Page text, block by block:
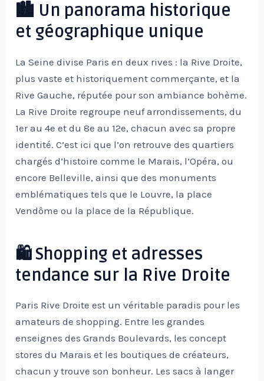
🏙️ Un panorama historique
et géographique unique
La Seine divise Paris en deux rives : la Rive Droite,
plus vaste et historiquement commerçante, et la
Rive Gauche, réputée pour son ambiance bohème.
La Rive Droite regroupe neuf arrondissements, du
1er au 4e et du 8e au 12e, chacun avec sa propre
identité. C’est ici que l’on retrouve des quartiers
chargés d’histoire comme le Marais, l’Opéra, ou
encore Belleville, ainsi que des monuments
emblématiques tels que le Louvre, la place
Vendôme ou la place de la République.
🛍️ Shopping et adresses
tendance sur la Rive Droite
Paris Rive Droite est un véritable paradis pour les
amateurs de shopping. Entre les grandes
enseignes des Grands Boulevards, les concept
stores du Marais et les boutiques de créateurs,
chacun y trouve son bonheur. Les sacs à langer